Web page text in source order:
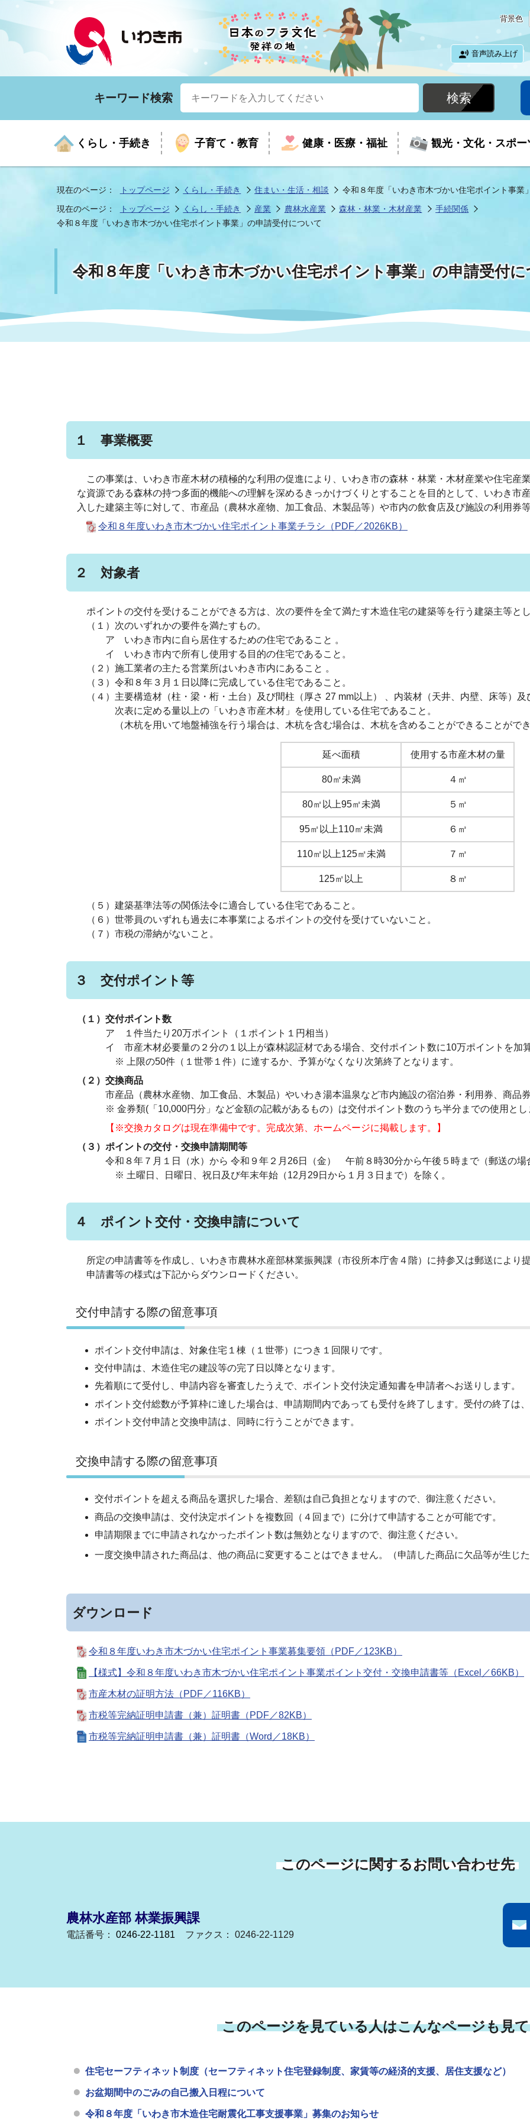
背景色
音声読み上げ
キーワード検索
くらし・手続き
くらしの手続きガイド いざという時に 届出・証明
子育て・教育
生涯学習 子育て 教育
健康・医療・福祉
医療 健康 児童福祉
福祉に関するその他の情報
設ページ
観光・文化・スポー
お知らせ 年間イベントの案内 外国人観光客向けページ
入札・契約 産業振興 廃棄物
市の紹介 市長室 フラシティいわき
監査委員 農業委員会
ご意見・ご質問 水道局 施設案内
現在のページ： トップページ くらし・手続き 住まい・生活・相談
令和８年度「いわき市木づかい住宅ポイント事業
現在のページ：
トップページ くらし・手続き 産業 農林水産業 森林・林業・木材産業
手続関係
令和８年度「いわき市木づかい住宅ポイント事業」の申請受付について
令和８年度「いわき市木づかい住宅ポイント事業」の申請受付
１ 事業概要
この事業は、いわき市産木材の積極的な利用の促進により、いわき市の森林・林業・木材産業や住宅産
な資源である森林の持つ多面的機能への理解を深めるきっかけづくりとすることを目的として、いわき市
入した建築主等に対して、市産品（農林水産物、加工食品、木製品等）や市内の飲食店及び施設の利用券
令和８年度いわき市木づかい住宅ポイント事業チラシ（PDF／2026KB）
２ 対象者
ポイントの交付を受けることができる方は、次の要件を全て満たす木造住宅の建築等を行う建築主等と
（１）次のいずれかの要件を満たすもの。
ア いわき市内に自ら居住するための住宅であること 。
イ いわき市内で所有し使用する目的の住宅であること。
（２）施工業者の主たる営業所はいわき市内にあること 。
（３）令和８年３月１日以降に完成している住宅であること。
（４）主要構造材（柱・梁・桁・土台）及び間柱（厚さ 27 mm以上） 、内装材（天井、内壁、床等）
次表に定める量以上の「いわき市産木材」を使用している住宅であること。
（木杭を用いて地盤補強を行う場合は、木杭を含む場合は、木杭を含めることができることがで
延べ面積 使用する市産木材の量
80㎡未満 ４㎥
80㎡以上95㎡未満 ５㎥
95㎡以上110㎡未満 ６㎥
110㎡以上125㎡未満 ７㎥
125㎡以上 ８㎥
（５）建築基準法等の関係法令に適合している住宅であること。
（６）世帯員のいずれも過去に本事業によるポイントの交付を受けていないこと。
（７）市税の滞納がないこと。
３ 交付ポイント等
（１）交付ポイント数
ア １件当たり20万ポイント（１ポイント１円相当）
イ 市産木材必要量の２分の１以上が森林認証材である場合、交付ポイント数に10万ポイントを加
※ 上限の50件（１世帯１件）に達するか、予算がなくなり次第終了となります。
（２）交換商品
市産品（農林水産物、加工食品、木製品）やいわき湯本温泉など市内施設の宿泊券・利用券、商品
※ 金券類(「10,000円分」など金額の記載があるもの）は交付ポイント数のうち半分までの使用とし
【※交換カタログは現在準備中です。完成次第、ホームページに掲載します。】
（３）ポイントの交付・交換申請期間等
令和８年７月１日（水）から 令和９年２月26日（金） 午前８時30分から午後５時まで （郵送の場
※ 土曜日、日曜日、祝日及び年末年始（12月29日から１月３日まで）を除く。
４ ポイント交付・交換申請について
所定の申請書等を作成し、いわき市農林水産部林業振興課（市役所本庁舎４階）に持参又は郵送により
申請書等の様式は下記からダウンロードください。
交付申請する際の留意事項
ポイント交付申請は、対象住宅１棟（１世帯）につき１回限りです。
交付申請は、木造住宅の建設等の完了日以降となります。
先着順にて受付し、申請内容を審査したうえで、ポイント交付決定通知書を申請者へお送りします。
ポイント交付総数が予算枠に達した場合は、申請期間内であっても受付を終了します。受付の終了は
ポイント交付申請と交換申請は、同時に行うことができます。
交換申請する際の留意事項
交付ポイントを超える商品を選択した場合、差額は自己負担となりますので、御注意ください。
商品の交換申請は、交付決定ポイントを複数回（４回まで）に分けて申請することが可能です。
申請期限までに申請されなかったポイント数は無効となりますので、御注意ください。
一度交換申請された商品は、他の商品に変更することはできません。（申請した商品に欠品等が生じ
ダウンロード
令和８年度いわき市木づかい住宅ポイント事業募集要領（PDF／123KB）
【様式】令和８年度いわき市木づかい住宅ポイント事業ポイント交付・交換申請書等（Excel／66KB）
市産木材の証明方法（PDF／116KB）
市税等完納証明申請書（兼）証明書（PDF／82KB）
市税等完納証明申請書（兼）証明書（Word／18KB）
このページに関するお問い合わせ先
農林水産部 林業振興課
電話番号： 0246-22-1181 ファクス： 0246-22-1129
このページを見ている人はこんなページも見
住宅セーフティネット制度（セーフティネット住宅登録制度、家賃等の経済的支援、居住支援など）
お盆期間中のごみの自己搬入日程について
令和８年度「いわき市木造住宅耐震化工事支援事業」募集のお知らせ